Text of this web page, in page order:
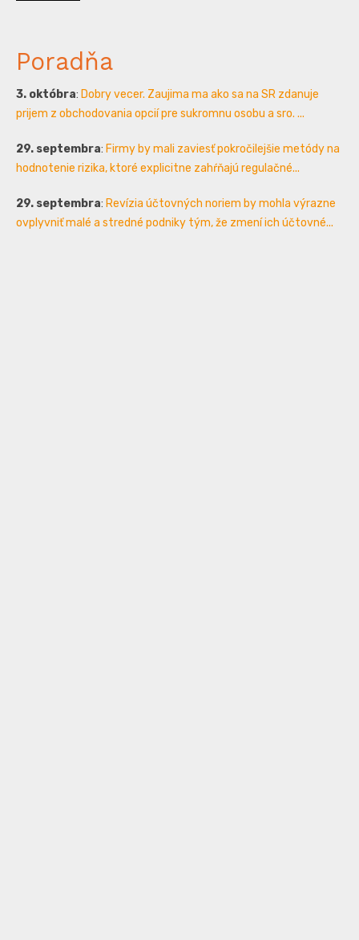
Poradňa
3. októbra: Dobry vecer. Zaujima ma ako sa na SR zdanuje
prijem z obchodovania opcií pre sukromnu osobu a sro. ...
29. septembra: Firmy by mali zaviesť pokročilejšie metódy na
hodnotenie rizika, ktoré explicitne zahŕňajú regulačné...
29. septembra: Revízia účtovných noriem by mohla výrazne
ovplyvniť malé a stredné podniky tým, že zmení ich účtovné...